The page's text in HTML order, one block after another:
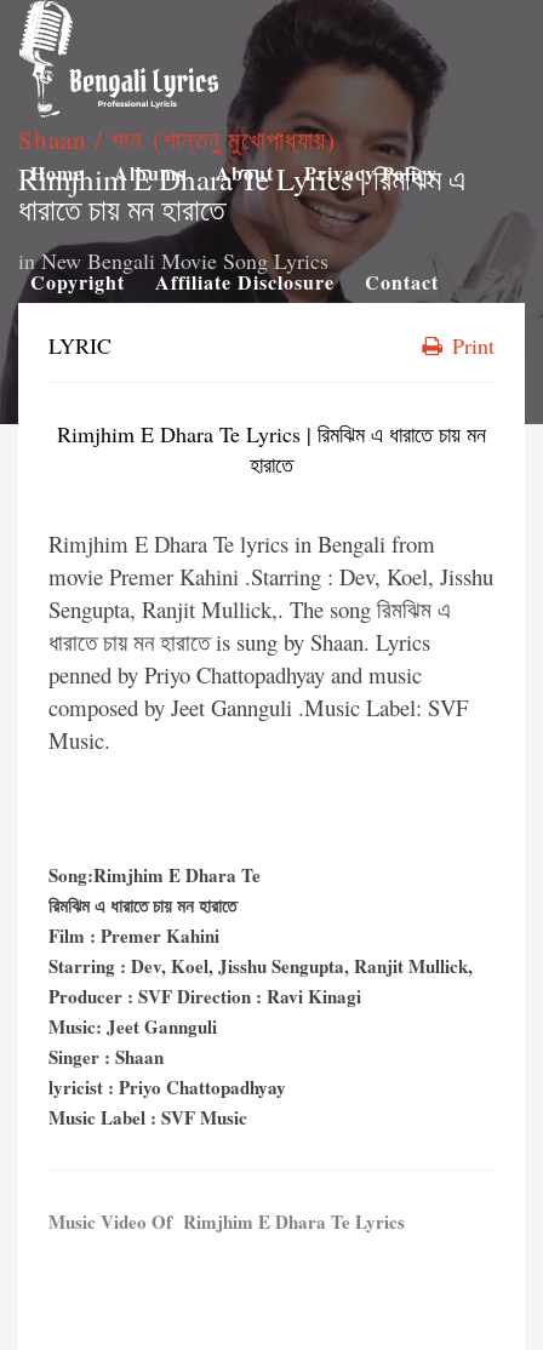
Home Albums About Privacy Policy
Copyright Affiliate Disclosure Contact
Shaan / শান (শান্তনু মুখোপাধ্যায়)
Rimjhim E Dhara Te Lyrics | রিমঝিম এ
ধারাতে চায় মন হারাতে
inNew Bengali Movie Song Lyrics
LYRIC Print
Rimjhim E Dhara Te Lyrics | রিমঝিম এ ধারাতে চায় মন
হারাতে
Rimjhim E Dhara Te lyrics in Bengali from
movie Premer Kahini .Starring : Dev, Koel, Jisshu
Sengupta, Ranjit Mullick,. The song রিমঝিম এ
ধারাতে চায় মন হারাতে is sung by Shaan. Lyrics
penned by Priyo Chattopadhyay and music
composed by Jeet Gannguli .Music Label: SVF
Music.
Song:Rimjhim E Dhara Te
রিমঝিম এ ধারাতে চায় মন হারাতে
Film : Premer Kahini
Starring : Dev, Koel, Jisshu Sengupta, Ranjit Mullick,
Producer : SVF Direction : Ravi Kinagi
Music: Jeet Gannguli
Singer : Shaan
lyricist : Priyo Chattopadhyay
Music Label : SVF Music
Music Video Of Rimjhim E Dhara Te Lyrics